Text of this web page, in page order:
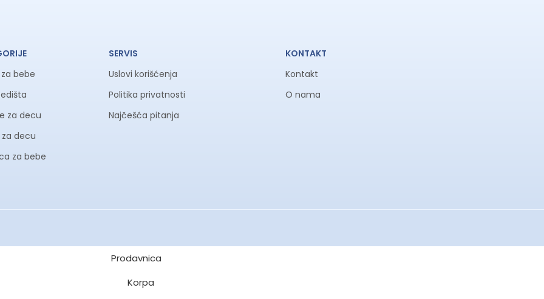
bebe
za decu
za decu
za bebe
SERVIS
Uslovi korišćenja
Politika privatnosti
Najčešća pitanja
KONTAKT
Kontakt
O nama
Prodavnica
Korpa